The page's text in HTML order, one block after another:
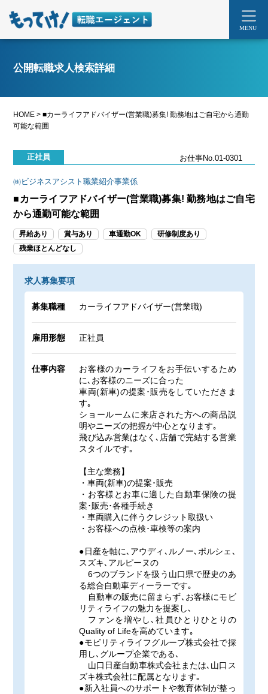
MENU
公開転職求人検索詳細
HOME >■カーライフアドバイザー(営業職)募集! 勤務地はご自宅から通勤
可能な範囲
正社員 お仕事No.01-0301
㈱ビジネスアシスト職業紹介事業係
■カーライフアドバイザー(営業職)募集! 勤務地はご自宅
から通勤可能な範囲
昇給あり 賞与あり 車通勤OK
研修制度あり
残業ほとんどなし
求人募集要項
募集職種 カーライフアドバイザー(営業職)
雇用形態 正社員
仕事内容
お客様のカーライフをお手伝いするため
に､お客様のニーズに合った
車両(新車)の提案･販売をしていただきま
す｡
ショールームに来店された方への商品説
明やニーズの把握が中心となります｡
飛び込み営業はなく､店舗で完結する営業
スタイルです｡
【主な業務】
・車両(新車)の提案･販売
・お客様とお車に適した自動車保険の提
案･販売･各種手続き
・車両購入に伴うクレジット取扱い
・お客様への点検･車検等の案内
●日産を軸に､アウディ､ルノー､ポルシェ､
スズキ､アルピーヌの
6つのブランドを扱う山口県で歴史のあ
る総合自動車ディーラーです｡
自動車の販売に留まらず､お客様にモビ
リティライフの魅力を提案し､
ファンを増やし､社員ひとりひとりの
Quality of Lifeを高めています｡
●モビリティライフグループ株式会社で採
用し､グループ企業である､
山口日産自動車株式会社または､山口ス
ズキ株式会社に配属となります｡
●新入社員へのサポートや教育体制が整っ